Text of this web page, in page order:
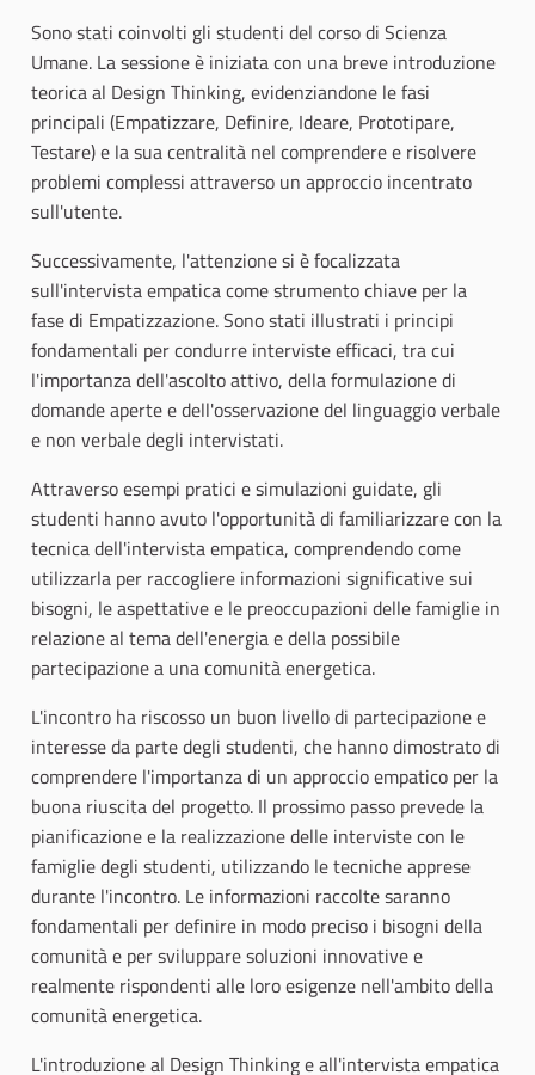
Sono stati coinvolti gli studenti del corso di Scienza
Umane. La sessione è iniziata con una breve introduzione
teorica al Design Thinking, evidenziandone le fasi
principali (Empatizzare, Definire, Ideare, Prototipare,
Testare) e la sua centralità nel comprendere e risolvere
problemi complessi attraverso un approccio incentrato
sull'utente.
Successivamente, l'attenzione si è focalizzata
sull'intervista empatica come strumento chiave per la
fase di Empatizzazione. Sono stati illustrati i principi
fondamentali per condurre interviste efficaci, tra cui
l'importanza dell'ascolto attivo, della formulazione di
domande aperte e dell'osservazione del linguaggio verbale
e non verbale degli intervistati.
Attraverso esempi pratici e simulazioni guidate, gli
studenti hanno avuto l'opportunità di familiarizzare con la
tecnica dell'intervista empatica, comprendendo come
utilizzarla per raccogliere informazioni significative sui
bisogni, le aspettative e le preoccupazioni delle famiglie in
relazione al tema dell'energia e della possibile
partecipazione a una comunità energetica.
L'incontro ha riscosso un buon livello di partecipazione e
interesse da parte degli studenti, che hanno dimostrato di
comprendere l'importanza di un approccio empatico per la
buona riuscita del progetto. Il prossimo passo prevede la
pianificazione e la realizzazione delle interviste con le
famiglie degli studenti, utilizzando le tecniche apprese
durante l'incontro. Le informazioni raccolte saranno
fondamentali per definire in modo preciso i bisogni della
comunità e per sviluppare soluzioni innovative e
realmente rispondenti alle loro esigenze nell'ambito della
comunità energetica.
L'introduzione al Design Thinking e all'intervista empatica